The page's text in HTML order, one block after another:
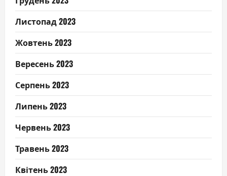
Листопад 2023
Жовтень 2023
Вересень 2023
Серпень 2023
Липень 2023
Червень 2023
Травень 2023
Квітень 2023